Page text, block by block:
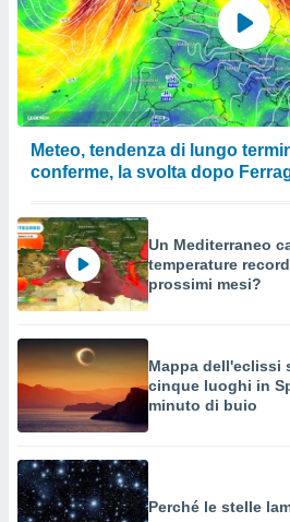
Meteo, tendenza di lungo
conferme, la svolta dopo
Un Mediterraneo
temperature
prossimi mesi?
Mappa dell'eclissi
cinque luoghi in
minuto di buio
Perché le stelle